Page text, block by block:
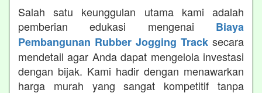
Salah satu keunggulan utama kami adalah
pemberian edukasi mengenai Biaya
Pembangunan Rubber Jogging Track secara
mendetail agar Anda dapat mengelola investasi
dengan bijak. Kami hadir dengan menawarkan
harga murah yang sangat kompetitif tanpa